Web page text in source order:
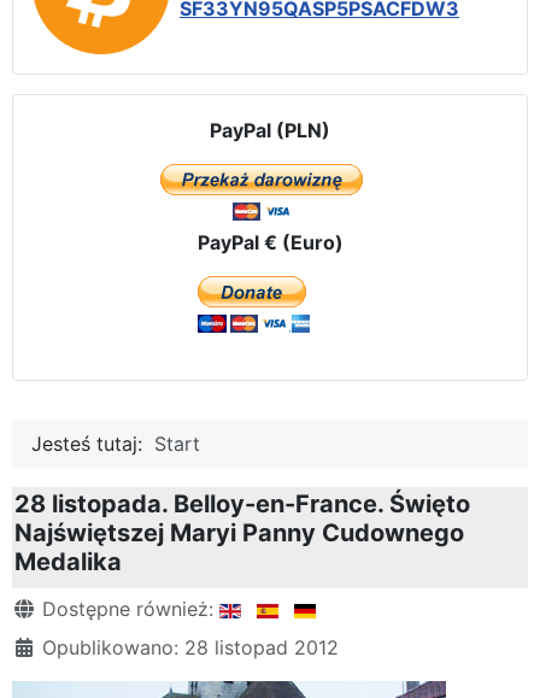
SF33YN95QASP5PSACFDW3
PayPal (PLN)
PayPal € (Euro)
Jesteś tutaj: Start
28 listopada. Belloy-en-France. Święto
Najświętszej Maryi Panny Cudownego
Medalika
Szczegóły
Dostępne również:
Opublikowano: 28 listopad 2012